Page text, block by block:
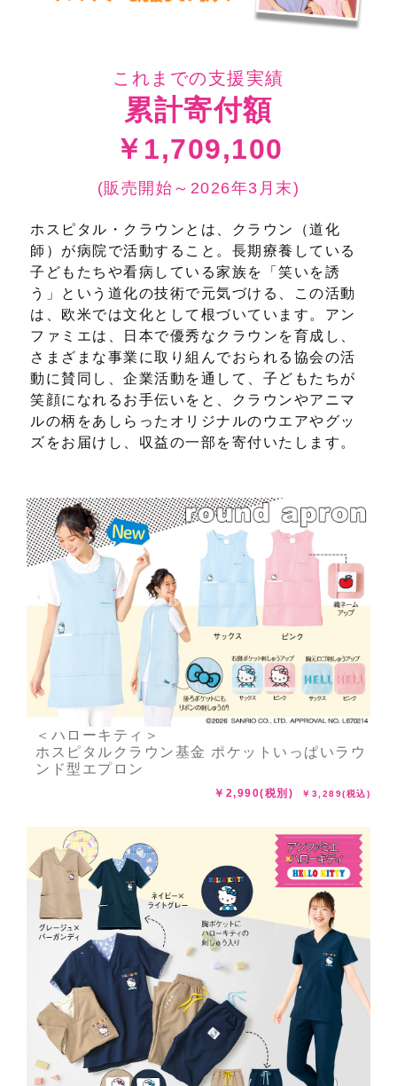
これまでの支援実績
累計寄付額
￥1,709,100
(販売開始～2026年3月末)
ホスピタル・クラウンとは、クラウン（道化
師）が病院で活動すること。長期療養している
子どもたちや看病している家族を「笑いを誘
う」という道化の技術で元気づける、この活動
は、欧米では文化として根づいています。アン
ファミエは、日本で優秀なクラウンを育成し、
さまざまな事業に取り組んでおられる協会の活
動に賛同し、企業活動を通して、子どもたちが
笑顔になれるお手伝いをと、クラウンやアニマ
ルの柄をあしらったオリジナルのウエアやグッ
ズをお届けし、収益の一部を寄付いたします。
＜ハローキティ＞
ホスピタルクラウン基金 ポケットいっぱいラウ
ンド型エプロン
￥2,990(税別) ￥3,289(税込)